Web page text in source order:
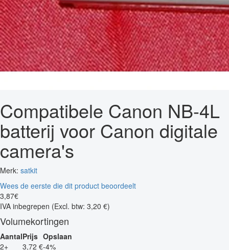
Compatibele Canon NB-4L
batterij voor Canon digitale
camera's
Merk: satkit
Wees de eerste die dit product beoordeelt
3,87€
IVA inbegrepen (Excl. btw: 3,20 €)
Volumekortingen
AantalPrijs Opslaan
2+
3,72 €-4%